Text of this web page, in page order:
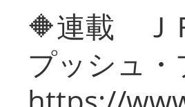
🔶連載 Ｊ
プッシュ